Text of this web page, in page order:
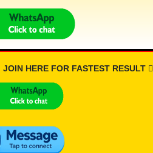
JOIN HERE FOR FASTEST RESULT